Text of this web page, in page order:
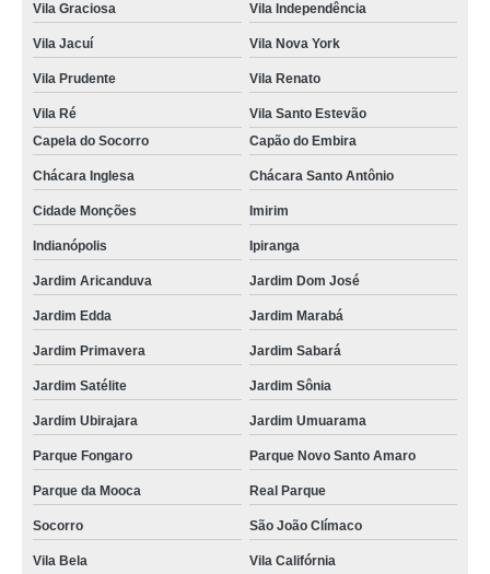
Vila Graciosa Vila Independência
Vila Jacuí Vila Nova York
Vila Prudente Vila Renato
Vila Ré
Vila Santo Estevão
Capela do Socorro
Capão do Embira
Chácara Inglesa Chácara Santo Antônio
Cidade Monções Imirim
Indianópolis Ipiranga
Jardim Aricanduva Jardim Dom José
Jardim Edda Jardim Marabá
Jardim Primavera Jardim Sabará
Jardim Satélite Jardim Sônia
Jardim Ubirajara Jardim Umuarama
Parque Fongaro Parque Novo Santo Amaro
Parque da Mooca Real Parque
Socorro São João Clímaco
Vila Bela Vila Califórnia